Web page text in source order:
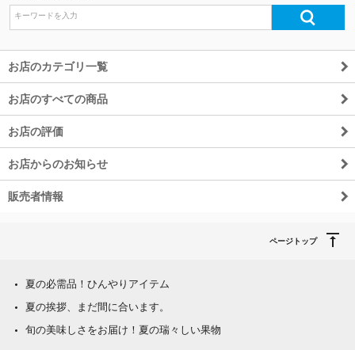
お店のカテゴリ一覧
お店のすべての商品
お店の評価
お店からのお知らせ
販売者情報
ページトップ
夏の必需品！ひんやりアイテム
夏の挨拶、まだ間に合います。
旬の美味しさをお届け！夏の瑞々しい果物